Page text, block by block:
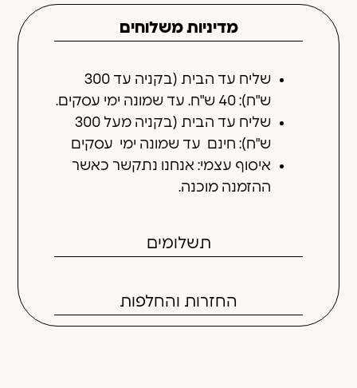
מדיניות משלוחים
תשלומים
החזרות והחלפות
שליח עד הבית (בקניה עד 300
ש"ח): 40 ש"ח. עד שמונה ימי עסקים.
שליח עד הבית (בקניה מעל 300
ש"ח): חינם עד שמונה ימי עסקים
איסוף עצמי: אנחנו נתקשר כאשר
ההזמנה מוכנה.